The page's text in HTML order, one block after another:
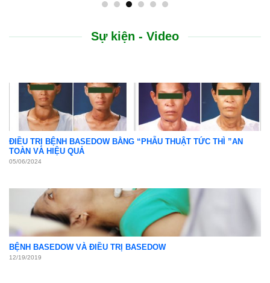
Sự kiện - Video
ĐIỀU TRỊ BỆNH BASEDOW BẰNG “PHẪU THUẬT TỨC THÌ ”AN
TOÀN VÀ HIỆU QUẢ
05/06/2024
BỆNH BASEDOW VÀ ĐIỀU TRỊ BASEDOW
12/19/2019